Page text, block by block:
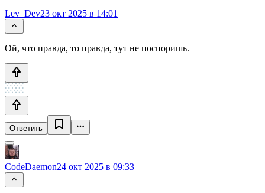
Lev_Dev23 окт 2025 в 14:01
Ой, что правда, то правда, тут не поспоришь.
Ответить
CodeDaemon24 окт 2025 в 09:33